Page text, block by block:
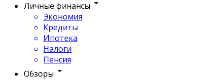
Личные финансы
Экономия
Кредиты
Ипотека
Налоги
Пенсия
Обзоры